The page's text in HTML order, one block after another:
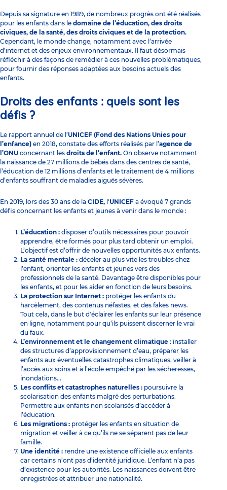
Depuis sa signature en 1989, de nombreux progrès ont été réalisés
pour les enfants dans le domaine de l’éducation, des droits
civiques, de la santé, des droits civiques et de la protection.
Cependant, le monde change, notamment avec l’arrivée
d’internet et des enjeux environnementaux. Il faut désormais
réfléchir à des façons de remédier à ces nouvelles problématiques,
pour fournir des réponses adaptées aux besoins actuels des
enfants.
Droits des enfants : quels sont les
défis ?
Le rapport annuel de l’UNICEF (Fond des Nations Unies pour
l’enfance) en 2018, constate des efforts réalisés par l’agence de
l’ONU concernant les droits de l’enfant. On observe notamment
la naissance de 27 millions de bébés dans des centres de santé,
l’éducation de 12 millions d’enfants et le traitement de 4 millions
d’enfants souffrant de maladies aiguës sévères.
En 2019, lors des 30 ans de la CIDE, l'UNICEF a évoqué 7 grands
défis concernant les enfants et jeunes à venir dans le monde :
L’éducation : disposer d’outils nécessaires pour pouvoir
apprendre, être formés pour plus tard obtenir un emploi.
L’objectif est d’offrir de nouvelles opportunités aux enfants.
La santé mentale : déceler au plus vite les troubles chez
l’enfant, orienter les enfants et jeunes vers des
professionnels de la santé. Davantage être disponibles pour
les enfants, et pour les aider en fonction de leurs besoins.
La protection sur Internet : protéger les enfants du
harcèlement, des contenus néfastes, et des fakes news.
Tout cela, dans le but d'éclairer les enfants sur leur présence
en ligne, notamment pour qu’ils puissent discerner le vrai
du faux.
L’environnement et le changement climatique : installer
des structures d’approvisionnement d’eau, préparer les
enfants aux éventuelles catastrophes climatiques, veiller à
l’accès aux soins et à l’école empêché par les sécheresses,
inondations...
Les conflits et catastrophes naturelles : poursuivre la
scolarisation des enfants malgré des perturbations.
Permettre aux enfants non scolarisés d’accéder à
l’éducation.
Les migrations : protéger les enfants en situation de
migration et veiller à ce qu’ils ne se séparent pas de leur
famille.
Une identité : rendre une existence officielle aux enfants
car certains n’ont pas d’identité juridique. L’enfant n’a pas
d’existence pour les autorités. Les naissances doivent être
enregistrées et attribuer une nationalité.